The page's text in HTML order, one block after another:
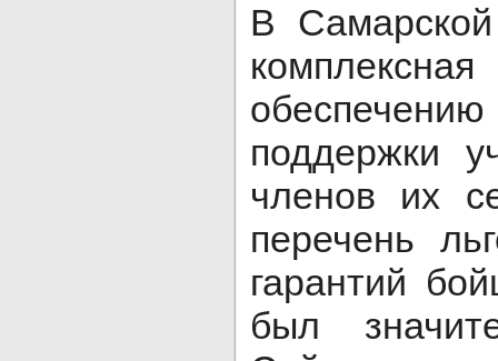
В
поддержки
членов их
перечень
гарантий
был